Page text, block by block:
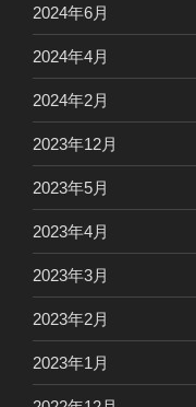
2024年6月
2024年4月
2024年2月
2023年12月
2023年5月
2023年4月
2023年3月
2023年2月
2023年1月